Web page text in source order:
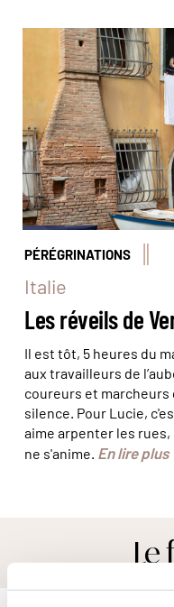
© Marta Nascimento/Réa
PÉRÉGRINATIONS
Italie
Les réveils de
Il est tôt, 5 heures du
aux travailleurs de
coureurs et marcheurs
silence. Pour Lucie,
aime arpenter les
ne s'anime. En lire plus
Le